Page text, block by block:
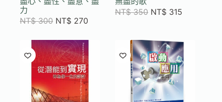
力
NT$300 NT$ 270
NT$350 NT$ 315